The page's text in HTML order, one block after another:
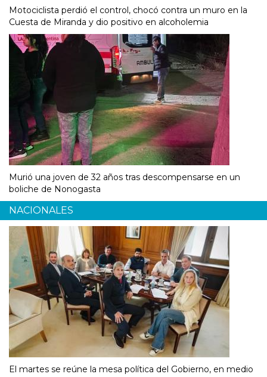
Motociclista perdió el control, chocó contra un muro en la
Cuesta de Miranda y dio positivo en alcoholemia
Murió una joven de 32 años tras descompensarse en un
boliche de Nonogasta
NACIONALES
El martes se reúne la mesa política del Gobierno, en medio